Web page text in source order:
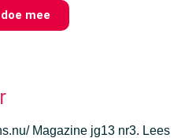
doe mee
Magazine jg13 nr3. Lees